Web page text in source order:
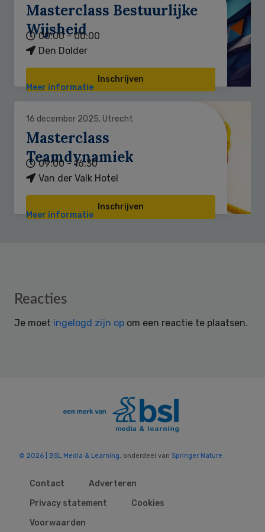
Masterclass Bestuurlijke
Wijsheid
00:00 - 00:00
Den Dolder
Inschrijven
Meer informatie
16 december 2025, Utrecht
Masterclass
Teamdynamiek
09:00 - 16:30
Van der Valk Hotel
Inschrijven
Meer informatie
Reader
Reacties
Je moet ingelogd zijn op om een reactie te plaatsen.
© 2026 | BSL Media & Learning, onderdeel van Springer Nature
Contact
Adverteren
Privacy statement
Cookies
Voorwaarden